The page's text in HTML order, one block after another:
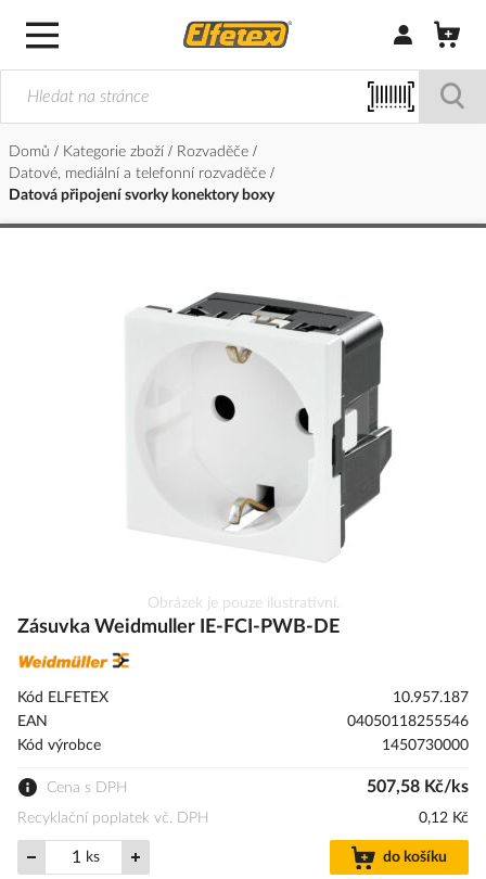
Přihlásit/
Domů Kategorie zboží
Rozvaděče
Datové, mediální a telefonní rozvaděče
Datová připojení svorky konektory boxy
na
galerie
s
Obrázek je pouze ilustrativní.
Zásuvka Weidmuller IE-FCI-PWB-DE
Kód ELFETEX
10.957.187
EAN
04050118255546
Kód výrobce
1450730000
Cena s DPH 507,58 Kč/ks
Recyklační poplatek vč. DPH 0,12 Kč
ks do košíku